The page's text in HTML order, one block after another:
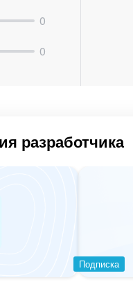
сделку есть
аналитики и
0
0
разработчика
Подписка